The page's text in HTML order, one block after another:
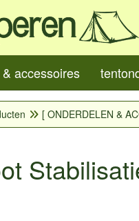
accessoires
[ ONDERDELEN &